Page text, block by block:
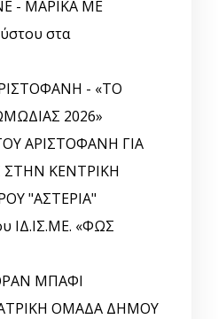
- ΜΑΡΙΚΑ ΜΕ
στα
- «ΤΟ
2026»
ΑΡΙΣΤΟΦΑΝΗ ΓΙΑ
ΣΤΗΝ ΚΕΝΤΡΙΚΗ
"ΑΣΤΕΡΙΑ"
ΙΔ.ΙΣ.ΜΕ. «ΦΩΣ
ΜΠΑΦΙ
ΟΜΑΔΑ ΔΗΜΟΥ